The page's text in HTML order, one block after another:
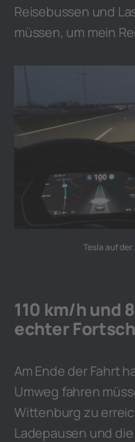
Reisebussen und
müssen, um mein
Tesla auf
110 km/h und
echter
Am Ende der Fahrt
Umweg fahren
Wittenburg zu
Ladepausen und